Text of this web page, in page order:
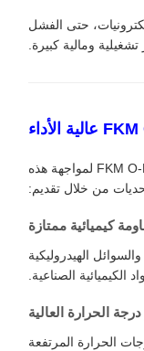
حتى الفشل
ومالية كبيرة.
تم تصميم حلقة FKM O-Ring 31.5 * 3.55mm لمواجهة هذه
من خلال تقديم:
كيميائية ممتازة
الهيدروليكية
الكيميائية الصناعية.
الحرارة العالية
الحرارة المرتفعة